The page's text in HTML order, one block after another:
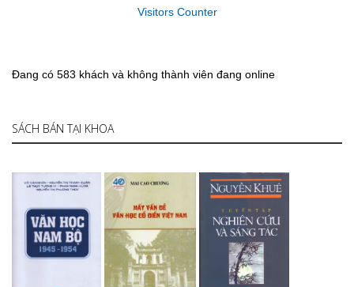
Visitors Counter
Đang có 583 khách và không thành viên đang online
SÁCH BÁN TẠI KHOA